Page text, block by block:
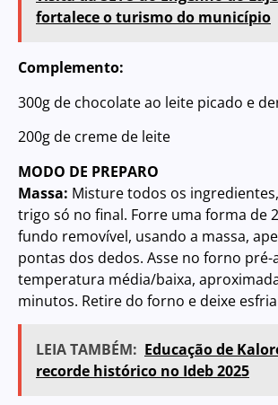
fortalece o turismo do município
Complemento:
300g de chocolate ao leite picado e
200g de creme de leite
MODO DE PREPARO
Massa: Misture todos os
trigo só no final. Forre uma forma de
fundo removível, usando a massa,
pontas dos dedos. Asse no forno pré-
temperatura média/baixa,
minutos. Retire do forno e deixe
LEIA TAMBÉM: Educação de
recorde histórico no Ideb 2025